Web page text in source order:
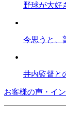
野球が大好
今思うと、
井内監督と
お客様の声・イ